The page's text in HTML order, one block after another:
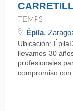
TEMPS
Épila,
Ubicación:
llevamos 30
profesionales
compromiso con